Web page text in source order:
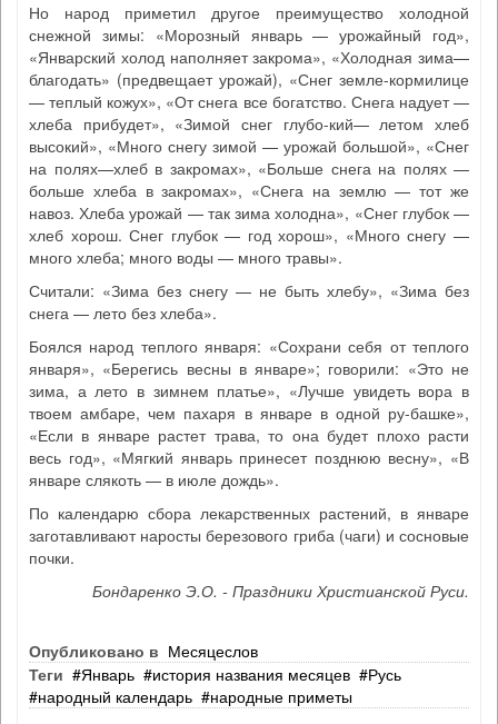
Но народ приметил другое преимущество холодной
снежной зимы: «Морозный январь — урожайный год»,
«Январский холод наполняет закрома», «Холодная зима—
благодать» (предвещает урожай), «Снег земле-кормилице
— теплый кожух», «От снега все богатство. Снега надует —
хлеба прибудет», «Зимой снег глубо-кий— летом хлеб
высокий», «Много снегу зимой — урожай большой», «Снег
на полях—хлеб в закромах», «Больше снега на полях —
больше хлеба в закромах», «Снега на землю — тот же
навоз. Хлеба урожай — так зима холодна», «Снег глубок —
хлеб хорош. Снег глубок — год хорош», «Много снегу —
много хлеба; много воды — много травы».
Считали: «Зима без снегу — не быть хлебу», «Зима без
снега — лето без хлеба».
Боялся народ теплого января: «Сохрани себя от теплого
января», «Берегись весны в январе»; говорили: «Это не
зима, а лето в зимнем платье», «Лучше увидеть вора в
твоем амбаре, чем пахаря в январе в одной ру-башке»,
«Если в январе растет трава, то она будет плохо расти
весь год», «Мягкий январь принесет позднюю весну», «В
январе слякоть — в июле дождь».
По календарю сбора лекарственных растений, в январе
заготавливают наросты березового гриба (чаги) и сосновые
почки.
Бондаренко Э.О. - Праздники Христианской Руси.
Опубликовано в Месяцеслов
Теги
Январь история названия месяцев
Русь
народный календарь
народные приметы